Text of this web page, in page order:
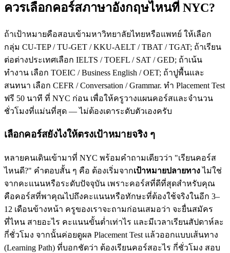
ควรเลือกคอร์สภาษาอังกฤษไหนที่ NYC?
ถ้าเป้าหมายคือสอบเข้ามหาวิทยาลัยไทยหรือแพทย์ ให้เลือก
กลุ่ม CU-TEP / TU-GET / KKU-AELT / TBAT / TGAT; ถ้าเรียน
ต่อต่างประเทศเลือก IELTS / TOEFL / SAT / GED; ถ้าเน้น
ทำงาน เลือก TOEIC / Business English / OET; ถ้าปูพื้นและ
สนทนา เลือก CEFR / Conversation / Grammar. ทำ Placement Test
ฟรี 50 นาที ที่ NYC ก่อน เพื่อให้ครูวางแผนคอร์สและจำนวน
ชั่วโมงที่แม่นที่สุด — ไม่ต้องเดาระดับตัวเองครับ
เลือกคอร์สยังไงให้ตรงเป้าหมายจริง ๆ
หลายคนเดินเข้ามาที่ NYC พร้อมคำถามเดียวว่า "เรียนคอร์ส
ไหนดี?" คำตอบสั้น ๆ คือ ต้องเริ่มจากเป้าหมายปลายทางไม่ใช่
จากคะแนนหรือระดับปัจจุบัน เพราะคอร์สที่ดีที่สุดสำหรับคุณ
คือคอร์สที่พาคุณไปถึงคะแนนหรือทักษะที่ต้องใช้จริงในอีก 3–
12 เดือนข้างหน้า ครูของเราจะถามก่อนเสมอว่า จะยื่นสมัคร
ที่ไหน สายอะไร คะแนนขั้นต่ำเท่าไร และมีเวลาเรียนสัปดาห์ละ
กี่ชั่วโมง จากนั้นค่อยดูผล Placement Test แล้วออกแบบเส้นทาง
(Learning Path) ที่บอกชัดว่า ต้องเรียนคอร์สอะไร กี่ชั่วโมง สอบ